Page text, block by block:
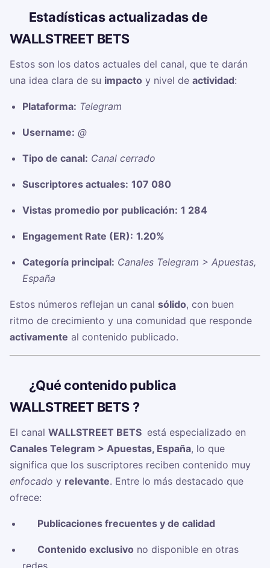
Estadísticas actualizadas de
WALLSTREET BETS ‍
Estos son los datos actuales del canal, que te darán
una idea clara de su impacto y nivel de actividad:
Plataforma: Telegram
Username: @
Tipo de canal: Canal cerrado
Suscriptores actuales: 107 080
Vistas promedio por publicación: 1 284
Engagement Rate (ER): 1.20%
Categoría principal: Canales Telegram > Apuestas,
España
Estos números reflejan un canal sólido, con buen
ritmo de crecimiento y una comunidad que responde
activamente al contenido publicado.
¿Qué contenido publica
WALLSTREET BETS ‍?
El canal WALLSTREET BETS ‍ está especializado en
Canales Telegram > Apuestas, España, lo que
significa que los suscriptores reciben contenido muy
enfocado y relevante. Entre lo más destacado que
ofrece:
Publicaciones frecuentes y de calidad
Contenido exclusivo no disponible en otras